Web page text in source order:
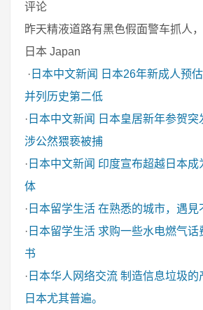
评论
昨天精液道路有黑色假面警车抓人
日本 Japan
· 日本中文新闻
日本26年新成人预
并列历史第二低
· 日本中文新闻
日本皇居新年参贺
涉公然猥亵被捕
· 日本中文新闻 印度宣布超越日本
体
· 日本留学生活 在熟悉的城市，遇見
· 日本留学生活 求购一些水电燃气话
书
· 日本华人网络交流 制造信息垃圾的
日本尤其普遍。